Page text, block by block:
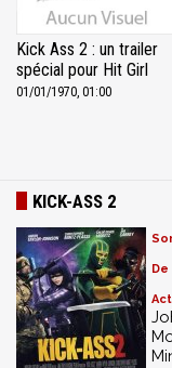
Kick Ass 2 : un trailer
spécial pour Hit Girl
01/01/1970, 01:00
KICK-ASS 2
De